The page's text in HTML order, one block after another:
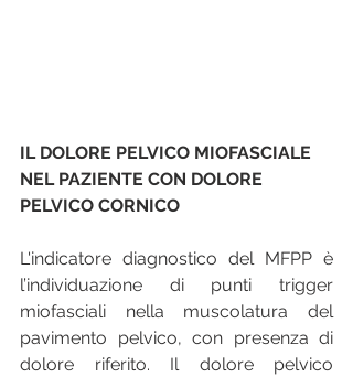
IL DOLORE PELVICO MIOFASCIALE
NEL PAZIENTE CON DOLORE
PELVICO CORNICO
L'indicatore diagnostico del MFPP è
l’individuazione di punti trigger
miofasciali nella muscolatura del
pavimento pelvico, con presenza di
dolore riferito. Il dolore pelvico